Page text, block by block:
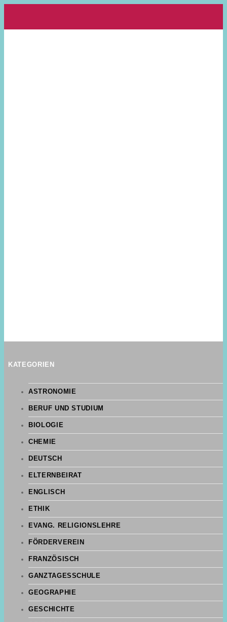
KATEGORIEN
ASTRONOMIE
BERUF UND STUDIUM
BIOLOGIE
CHEMIE
DEUTSCH
ELTERNBEIRAT
ENGLISCH
ETHIK
EVANG. RELIGIONSLEHRE
FÖRDERVEREIN
FRANZÖSISCH
GANZTAGESSCHULE
GEOGRAPHIE
GESCHICHTE